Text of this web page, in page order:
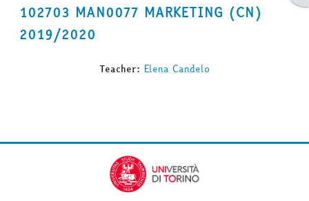
102703 MAN0077 MARKETING (CN)
2019/2020
Teacher: Elena Candelo